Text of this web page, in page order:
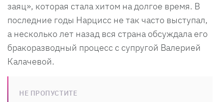
заяц», которая стала хитом на долгое время. В
последние годы Нарцисс не так часто выступал,
а несколько лет назад вся страна обсуждала его
бракоразводный процесс с супругой Валерией
Калачевой.
НЕ ПРОПУСТИТЕ